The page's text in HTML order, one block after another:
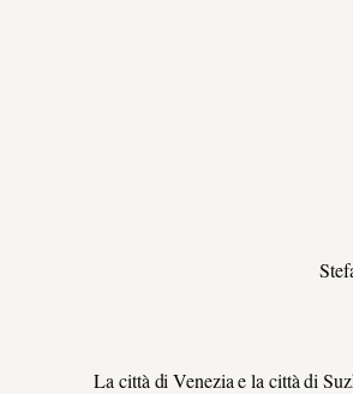
La città di Venezia e la città di